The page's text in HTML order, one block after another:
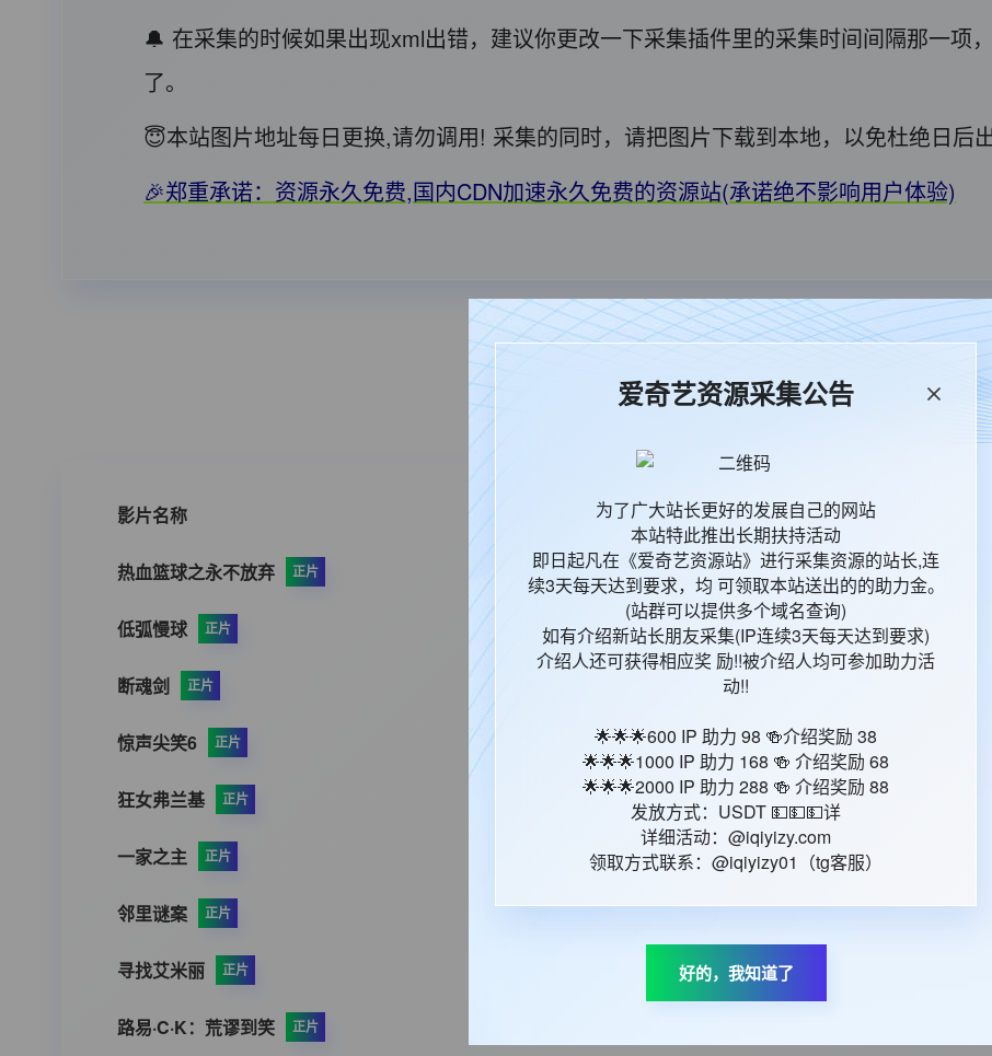
🔔 在采集的时候如果出现xml出错，建议你更改一下采集插件里的采集时间间隔那一项
了。
😇本站图片地址每日更换,请勿调用! 采集的同时，请把图片下载到本地，以免杜绝日后
🎉郑重承诺：资源永久免费,国内CDN加速永久免费的资源站(承诺绝不影响用户体验)
本站统计 65535 今日更新 4
影片名称 影片地区 影
热血篮球之永不放弃 正片 中国大陆 喜
低弧慢球 正片 美国 喜
断魂剑 正片 喜
惊声尖笑6 正片 美国,英国 喜
狂女弗兰基 正片 美国 喜
一家之主 正片 美国 喜
邻里谜案 正片 法国 喜
寻找艾米丽 正片 英国 喜
路易·C·K：荒谬到笑 正片 喜
爱奇艺资源采集公告
为了广大站长更好的发展自己的网站
本站特此推出长期扶持活动
即日起凡在《爱奇艺资源站》进行采集资源的站长,连
续3天每天达到要求，均 可领取本站送出的的助力金。
(站群可以提供多个域名查询)
如有介绍新站长朋友采集(IP连续3天每天达到要求)
介绍人还可获得相应奖 励!!被介绍人均可参加助力活
动!!
🌟🌟🌟600 IP 助力 98 🍻介绍奖励 38
🌟🌟🌟1000 IP 助力 168 🍻 介绍奖励 68
🌟🌟🌟2000 IP 助力 288 🍻 介绍奖励 88
发放方式：USDT 💵💵💵详
详细活动：@iqiyizy.com
领取方式联系：@iqiyizy01（tg客服）
好的，我知道了